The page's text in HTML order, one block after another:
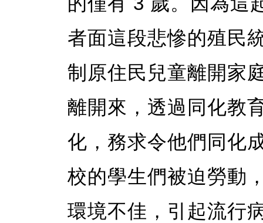
者面這段悲慘的殖民
制原住民兒童離開家
離開來，透過同化教
化，務求令他們同化
校的學生們被迫勞動
環境不佳，引起流行